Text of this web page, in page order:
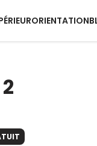
ORIENTATION